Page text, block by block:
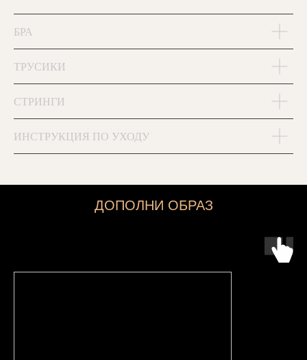
БРА
ТРУСИКИ
СТРИНГИ
ИНСТРУКЦИЯ ПО УХОДУ
ДОПОЛНИ ОБРАЗ